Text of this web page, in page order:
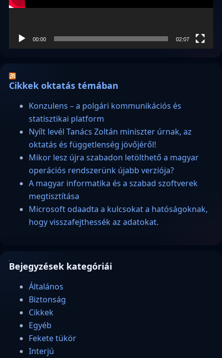
00:00 02:07
Cikkek oktatás témában
Konzulens – a polgári kommunikációs és
statisztikai platform
Nyílt levél Tanács Zoltán miniszter úrnak, az
oktatás és függetlenség jövőjéről!
Mikor lesz újra szabadon letölthető a magyar
operációs rendszerünk újabb verziója?
A magyar informatika és a szabad szoftverek
megtisztítása
Microsoft odaadta a kulcsokat a hatóságoknak,
hogy visszafejthessék az adatokat.
Bejegyzések kategóriái
Általános
Biztonság
Cikkek
Egyéb
Fekete tükör
Interjú